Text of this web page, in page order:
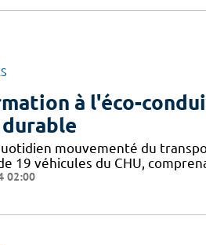
à l'éco-
mouvementé du
19 véhicules du CHU,
02:00